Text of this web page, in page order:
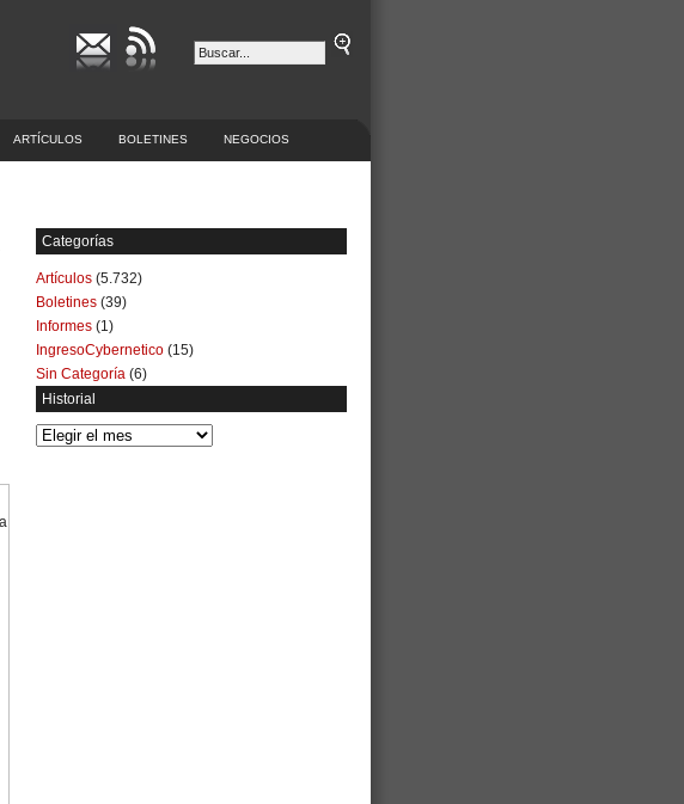
ARTÍCULOS BOLETINES NEGOCIOS
Categorías
Artículos (5.732)
Boletines (39)
Informes (1)
IngresoCybernetico (15)
Sin Categoría (6)
Historial
Historial